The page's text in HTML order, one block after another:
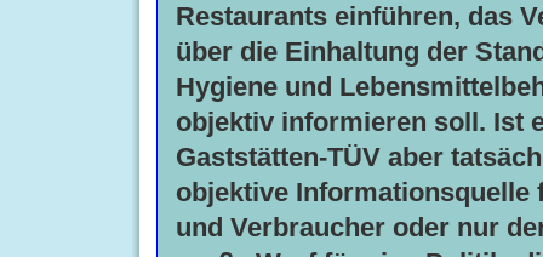
Restaurants einführen, das
über die Einhaltung der
Hygiene und
objektiv informieren soll. Ist
Gaststätten-TÜV aber
objektive Informationsquelle
und Verbraucher oder nur